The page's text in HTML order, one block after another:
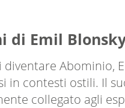
di Emil
diventare Abominio,
in contesti ostili. Il
collegato agli